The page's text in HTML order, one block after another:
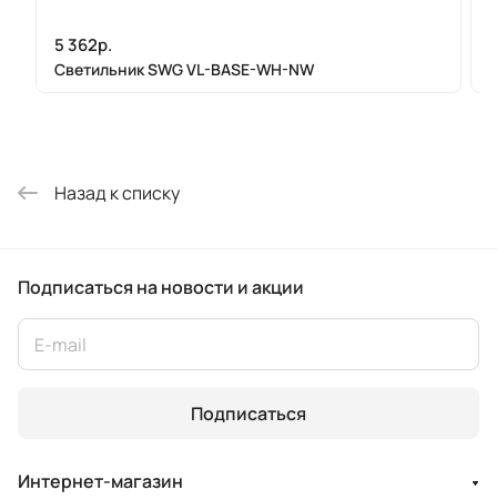
5 362р.
Светильник SWG VL-BASE-WH-NW
Назад к списку
Подписаться на новости и акции
Подписаться
Интернет-магазин